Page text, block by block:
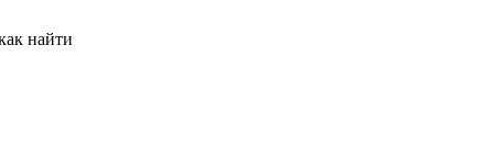
найти